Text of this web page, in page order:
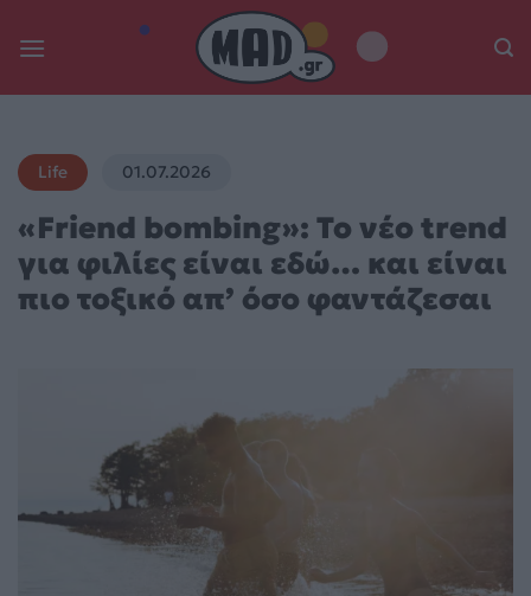
Life 01.07.2026
«Friend bombing»: Το νέο trend
για φιλίες είναι εδώ… και είναι
πιο τοξικό απ’ όσο φαντάζεσαι